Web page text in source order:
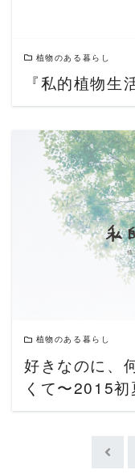
植物のある暮らし
『私的植物生
植物のある暮らし
好きなのに、
くて〜2015初